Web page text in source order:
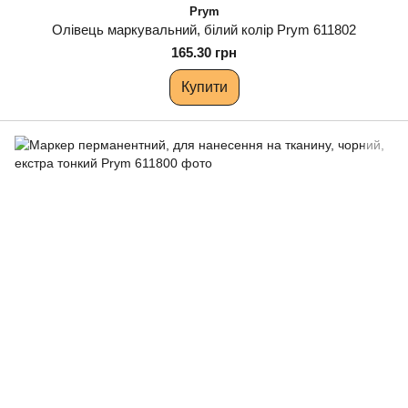
Prym
Олівець маркувальний, білий колір Prym 611802
165.30 грн
Купити